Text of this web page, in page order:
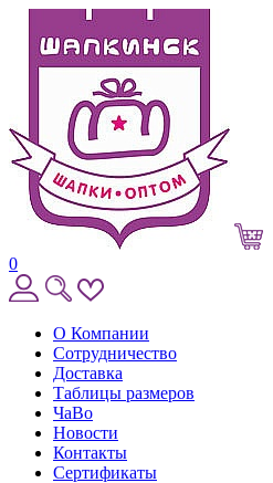
0
О Компании
Сотрудничество
Доставка
Таблицы размеров
ЧаВо
Новости
Контакты
Сертификаты